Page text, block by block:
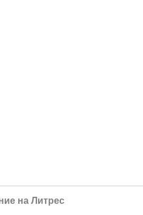
на Литрес